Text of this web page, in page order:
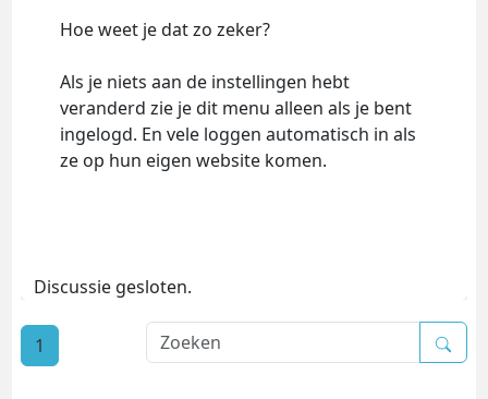
Hoe weet je dat zo zeker?
Als je niets aan de instellingen hebt
veranderd zie je dit menu alleen als je bent
ingelogd. En vele loggen automatisch in als
ze op hun eigen website komen.
Discussie gesloten.
1